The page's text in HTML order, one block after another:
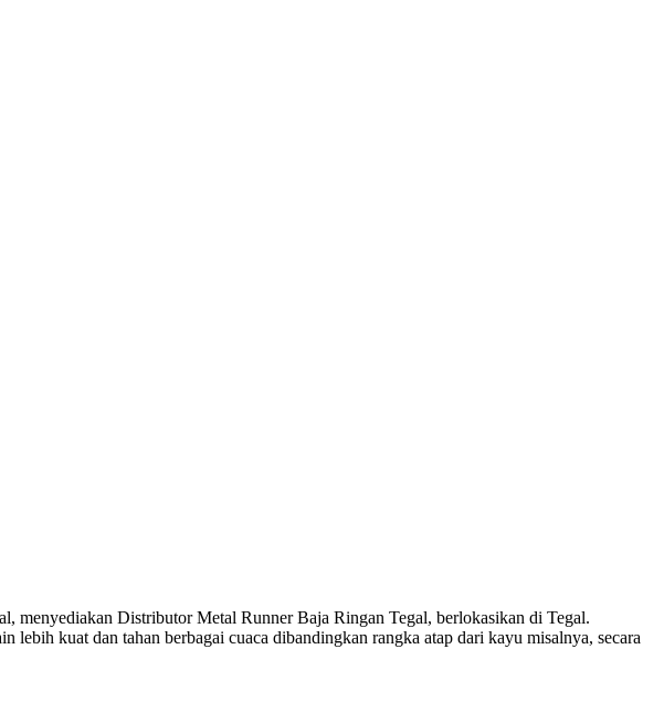
menyediakan Distributor Metal Runner Baja Ringan Tegal, berlokasikan di Tegal.
kuat dan tahan berbagai cuaca dibandingkan rangka atap dari kayu misalnya, secara